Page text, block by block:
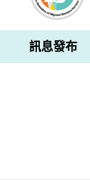
訊息發布